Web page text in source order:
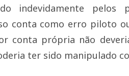
indevidamente
conta como erro piloto
conta própria não
ter sido manipulado